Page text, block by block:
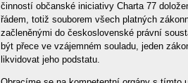
činností občanské iniciativy Charta 77
řádem, totiž souborem všech platných
začleněnými do československé právní
být přece ve vzájemném souladu, jeden
likvidovat jeho podstatu.